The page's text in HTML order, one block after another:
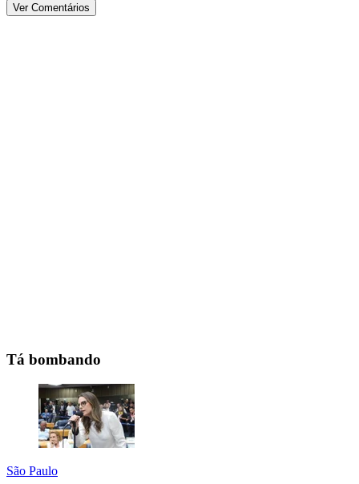
Ver Comentários
Tá bombando
São Paulo